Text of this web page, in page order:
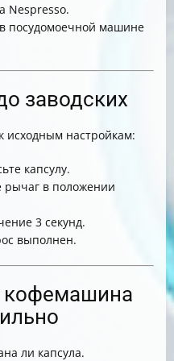
Nespresso.
посудомоечной машине
заводских
исходным настройкам:
капсулу.
рычаг в положении
3 секунд.
выполнен.
кофемашина
ли капсула.